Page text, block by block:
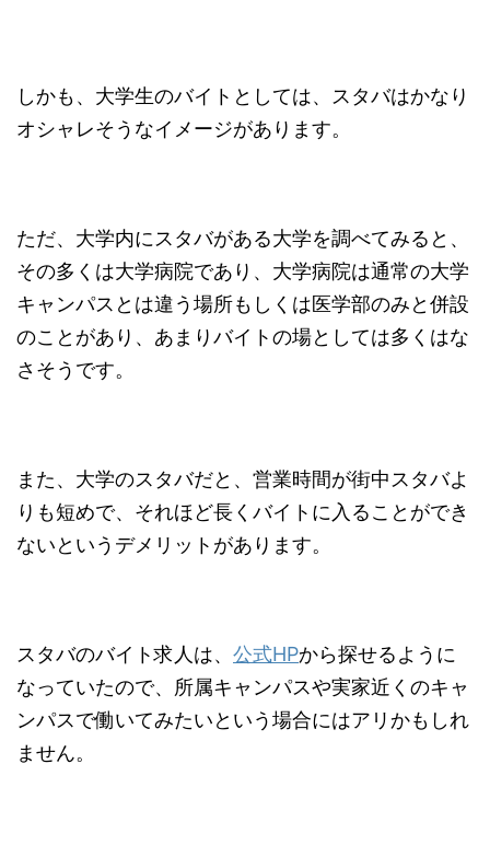
しかも、大学生のバイトとしては、スタバはかなり
オシャレそうなイメージがあります。
ただ、大学内にスタバがある大学を調べてみると、
その多くは大学病院であり、大学病院は通常の大学
キャンパスとは違う場所もしくは医学部のみと併設
のことがあり、あまりバイトの場としては多くはな
さそうです。
また、大学のスタバだと、営業時間が街中スタバよ
りも短めで、それほど長くバイトに入ることができ
ないというデメリットがあります。
スタバのバイト求人は、 公式HPから探せるように
なっていたので、所属キャンパスや実家近くのキャ
ンパスで働いてみたいという場合にはアリかもしれ
ません。